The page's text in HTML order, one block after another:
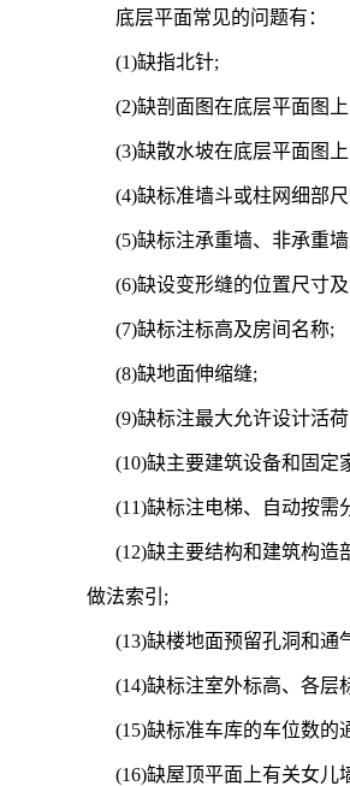
底层平面常见的问题有：
(1)缺指北针;
(2)缺剖面图在底层平面图
(3)缺散水坡在底层平面图
(4)缺标准墙斗或柱网细部
(5)缺标注承重墙、非承重
(6)缺设变形缝的位置尺寸
(7)缺标注标高及房间名称;
(8)缺地面伸缩缝;
(9)缺标注最大允许设计活
(10)缺主要建筑设备和固定
(11)缺标注电梯、自动按需
(12)缺主要结构和建筑构
做法索引;
(13)缺楼地面预留孔洞和通
(14)缺标注室外标高、各层
(15)缺标准车库的车位数的
(16)缺屋顶平面上有关女